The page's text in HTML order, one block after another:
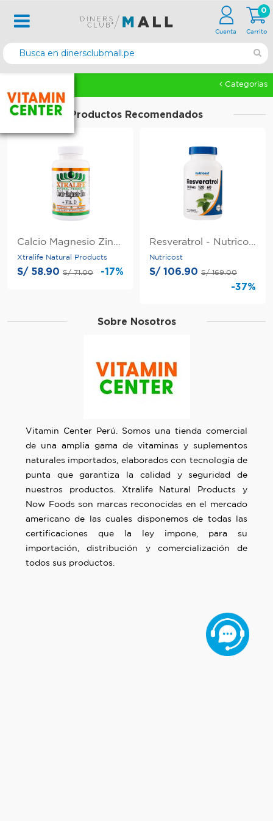
Cuenta Carrito
0
Categorias
Productos Recomendados
Calcio Magnesio Zinc + Vitamina D - Xtralife Natural Products Perú
Xtralife Natural Products
S/ 58.90 S/ 71.00 -17%
Resveratrol - Nutricost Perú
Nutricost
S/ 106.90 S/ 169.00
-37%
Sobre Nosotros
Vitamin Center Perú. Somos una tienda comercial
de una amplia gama de vitaminas y suplementos
naturales importados, elaborados con tecnología de
punta que garantiza la calidad y seguridad de
nuestros productos. Xtralife Natural Products y
Now Foods son marcas reconocidas en el mercado
americano de las cuales disponemos de todas las
certificaciones que la ley impone, para su
importación, distribución y comercialización de
todos sus productos.